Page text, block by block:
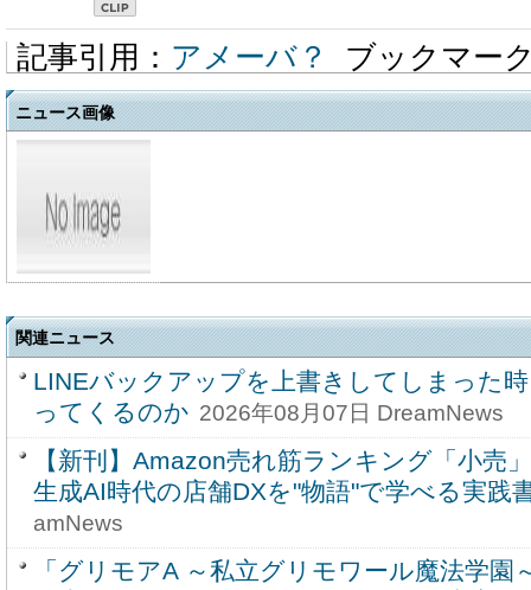
記事引用： アメーバ？ ブックマー
ニュース画像
関連ニュース
LINEバックアップを上書きしてしまった
ってくるのか 2026年08月07日 DreamNews
【新刊】Amazon売れ筋ランキング「小売
生成AI時代の店舗DXを"物語"で学べる実践
amNews
「グリモアA ～私立グリモワール魔法学園